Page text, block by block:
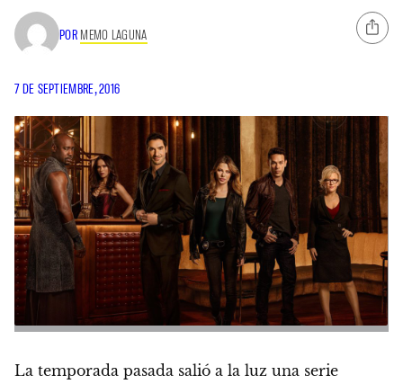
POR MEMO LAGUNA
7 DE SEPTIEMBRE, 2016
La temporada pasada salió a la luz una serie